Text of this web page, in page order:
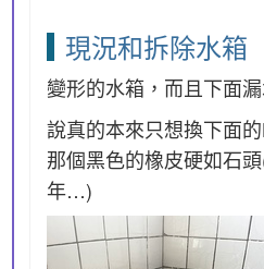
現況和拆除水箱
變形的水箱，而且下面漏
說真的本來只想換下面
那個黑色的橡皮硬如石
年…)